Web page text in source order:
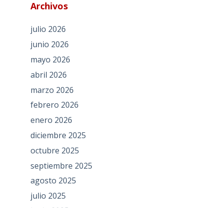
Archivos
julio 2026
junio 2026
mayo 2026
abril 2026
marzo 2026
febrero 2026
enero 2026
diciembre 2025
octubre 2025
septiembre 2025
agosto 2025
julio 2025